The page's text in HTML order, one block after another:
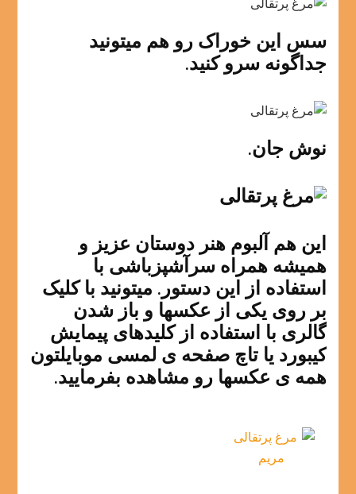
سس این خوراک رو هم میتونید
جداگونه سرو کنید.
نوش جان.
این هم آلبوم هنر دوستان عزیز و
همیشه همراه سرآشپزباشی با
استفاده از این دستور. میتونید با کلیک
بر روی یکی از عکسها و باز شدن
گالری با استفاده از کلیدهای پیمایش
کیبورد یا تاچ صفحه ی لمسی موبایلتون
همه ی عکسها رو مشاهده بفرمایید.